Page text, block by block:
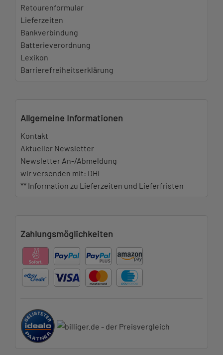
Retourenformular
Lieferzeiten
Bankverbindung
Batterieverordnung
Lexikon
Barrierefreiheitserklärung
Allgemeine Informationen
Kontakt
Aktueller Newsletter
Newsletter An-/Abmeldung
wir versenden mit: DHL
** Information zu Lieferzeiten und Lieferfristen
Zahlungsmöglichkeiten